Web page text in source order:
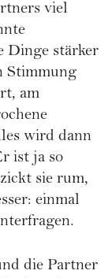
viel
Dinge stärker
Stimmung
am
wird dann
ist ja so
sie rum,
einmal
die Partner